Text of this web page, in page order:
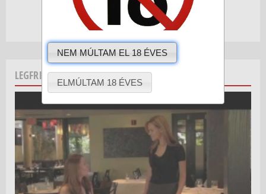
LEGFRISSEBB VIDEÓINK
NEM MÚLTAM EL 18 ÉVES
ELMÚLTAM 18 ÉVES